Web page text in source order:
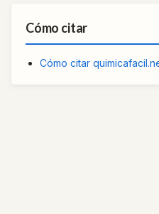
Cómo citar
Cómo citar